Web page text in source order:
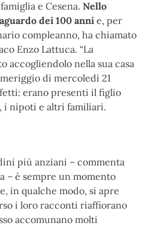
e Cesena. Nello
dei 100 anni e, per
compleanno, ha chiamato
Enzo Lattuca. “La
accogliendolo nella sua casa
di mercoledì 21
erano presenti il figlio
i nipoti e altri familiari.
più anziani – commenta
– è sempre un momento
in qualche modo, si apre
i loro racconti riaffiorano
accomunano molti